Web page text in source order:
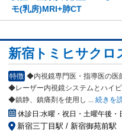
モ(乳房)MRI+肺CT
新宿トミヒサクロ
特徴 ◆内視鏡専門医・指導医の医
◆レーザー内視鏡システムとハイ
◆鎮静、鎮痛剤を使用し ... 続きを
休診日:水曜・祝日・土曜午後・
新宿三丁目駅 / 新宿御苑前駅